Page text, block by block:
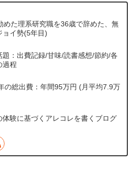
た理系研究職を36歳で辞めた、無
ョイ勢(5年目)
：出費記録/甘味/読書感想/節約/各
過程
総出費：年間95万円 (月平均7.9万
験に基づくアレコレを書くブログ